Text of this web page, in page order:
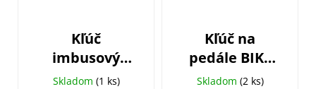
Kľúč
imbusový
BIKE HAND
Skladom (1 ks)
Kľúč na
pedále BIKE
HAND
Skladom (2 ks)